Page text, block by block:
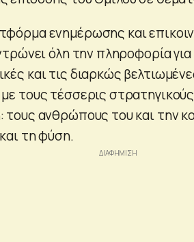
ενημέρωσης και
όλη την πληροφορία για
και τις διαρκώς
τους τέσσερις
ανθρώπους του και την
τη φύση.